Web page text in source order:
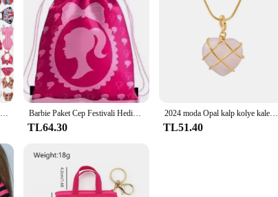
30 farklı yüksek topuk ayakkabı çizmeler için 11.8 inç Barbie bebek giysi aksesuarları kızın oyuncaklar doğum günü hediyesi Barbie Paket Cep Festivali Hediye Taşınabilir Depolama Sırt Çantası Çekme Halatı Depolama Oyuncak El Sevimli Kadın Aksesuarları Toptan
TL64.30
2024 moda Opal kalp kolye kale kolye kadın kızlar için gül kuvars Barbie kolye takı aksesuarları hediye
TL51.40